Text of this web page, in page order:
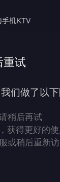
试
们做了以下
稍后再试
获得更好的
或稍后重新